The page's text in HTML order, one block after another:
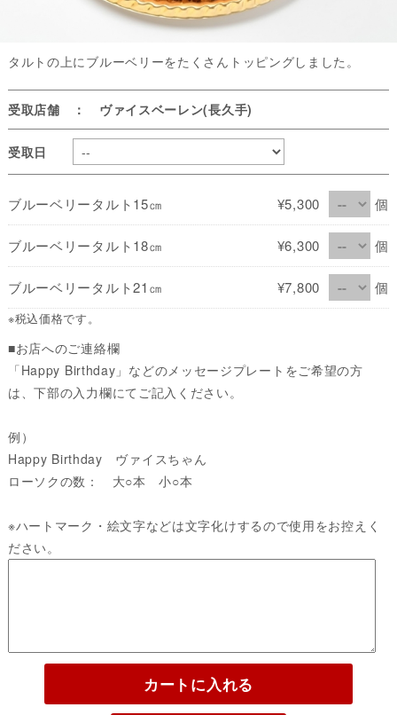
タルトの上にブルーベリーをたくさんトッピングしました。
受取店舗 ： ヴァイスベーレン(長久手)
受取日
ブルーベリータルト15㎝ ¥5,300 個
ブルーベリータルト18㎝ ¥6,300 個
ブルーベリータルト21㎝ ¥7,800 個
※税込価格です。
■お店へのご連絡欄
「Happy Birthday」などのメッセージプレートをご希望の方
は、下部の入力欄にてご記入ください。
例）
Happy Birthday ヴァイスちゃん
ローソクの数： 大○本 小○本
※ハートマーク・絵文字などは文字化けするので使用をお控えく
ださい。
カートに入れる